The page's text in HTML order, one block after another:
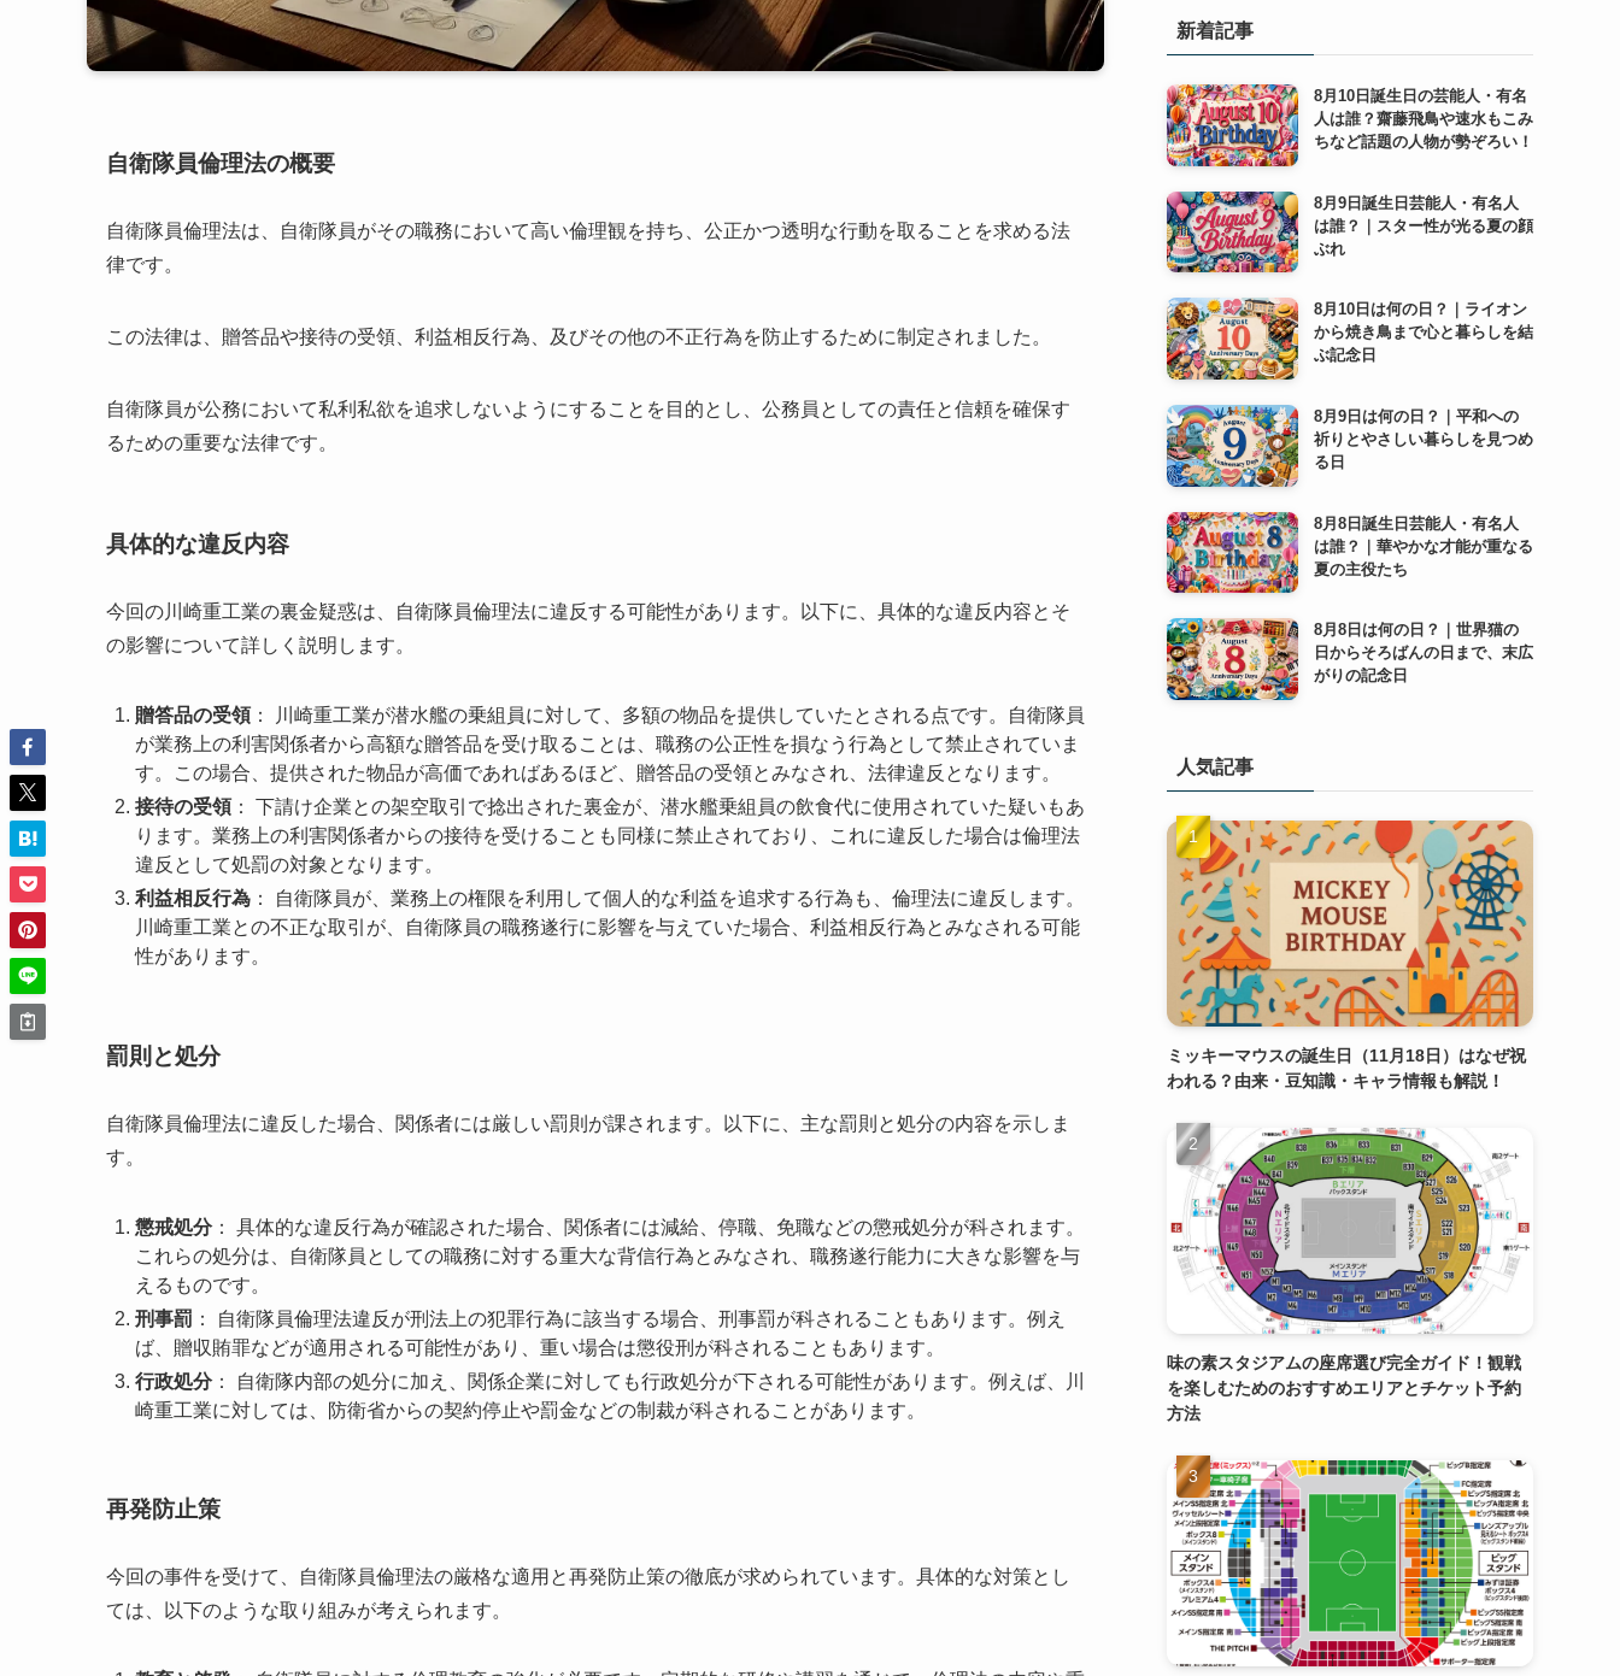
自衛隊員倫理法の概要
自衛隊員倫理法は、自衛隊員がその職務において高い倫理観を持ち、公正かつ透明な行動を取ることを求める法
律です。
この法律は、贈答品や接待の受領、利益相反行為、及びその他の不正行為を防止するために制定されました。
自衛隊員が公務において私利私欲を追求しないようにすることを目的とし、公務員としての責任と信頼を確保す
るための重要な法律です。
具体的な違反内容
今回の川崎重工業の裏金疑惑は、自衛隊員倫理法に違反する可能性があります。以下に、具体的な違反内容とそ
の影響について詳しく説明します。
贈答品の受領： 川崎重工業が潜水艦の乗組員に対して、多額の物品を提供していたとされる点です。自衛隊員
が業務上の利害関係者から高額な贈答品を受け取ることは、職務の公正性を損なう行為として禁止されていま
す。この場合、提供された物品が高価であればあるほど、贈答品の受領とみなされ、法律違反となります。
接待の受領： 下請け企業との架空取引で捻出された裏金が、潜水艦乗組員の飲食代に使用されていた疑いもあ
ります。業務上の利害関係者からの接待を受けることも同様に禁止されており、これに違反した場合は倫理法
違反として処罰の対象となります。
利益相反行為 ： 自衛隊員が、業務上の権限を利用して個人的な利益を追求する行為も、倫理法に違反します。
川崎重工業との不正な取引が、自衛隊員の職務遂行に影響を与えていた場合、利益相反行為とみなされる可能
性があります。
罰則と処分
自衛隊員倫理法に違反した場合、関係者には厳しい罰則が課されます。以下に、主な罰則と処分の内容を示しま
す。
懲戒処分： 具体的な違反行為が確認された場合、関係者には減給、停職、免職などの懲戒処分が科されます。
これらの処分は、自衛隊員としての職務に対する重大な背信行為とみなされ、職務遂行能力に大きな影響を与
えるものです。
刑事罰 ： 自衛隊員倫理法違反が刑法上の犯罪行為に該当する場合、刑事罰が科されることもあります。例え
ば、贈収賄罪などが適用される可能性があり、重い場合は懲役刑が科されることもあります。
行政処分： 自衛隊内部の処分に加え、関係企業に対しても行政処分が下される可能性があります。例えば、川
崎重工業に対しては、防衛省からの契約停止や罰金などの制裁が科されることがあります。
再発防止策
今回の事件を受けて、自衛隊員倫理法の厳格な適用と再発防止策の徹底が求められています。具体的な対策とし
ては、以下のような取り組みが考えられます。
新着記事
8月10日誕生日の芸能人・有名
人は誰？齋藤飛鳥や速水もこみ
ちなど話題の人物が勢ぞろい！
8月9日誕生日芸能人・有名人
は誰？｜スター性が光る夏の顔
ぶれ
8月10日は何の日？｜ライオン
から焼き鳥まで心と暮らしを結
ぶ記念日
8月9日は何の日？｜平和への
祈りとやさしい暮らしを見つめ
る日
8月8日誕生日芸能人・有名人
は誰？｜華やかな才能が重なる
夏の主役たち
8月8日は何の日？｜世界猫の
日からそろばんの日まで、末広
がりの記念日
人気記事
ミッキーマウスの誕生日（11月18日）はなぜ祝
われる？由来・豆知識・キャラ情報も解説！
味の素スタジアムの座席選び完全ガイド！観戦
を楽しむためのおすすめエリアとチケット予約
方法